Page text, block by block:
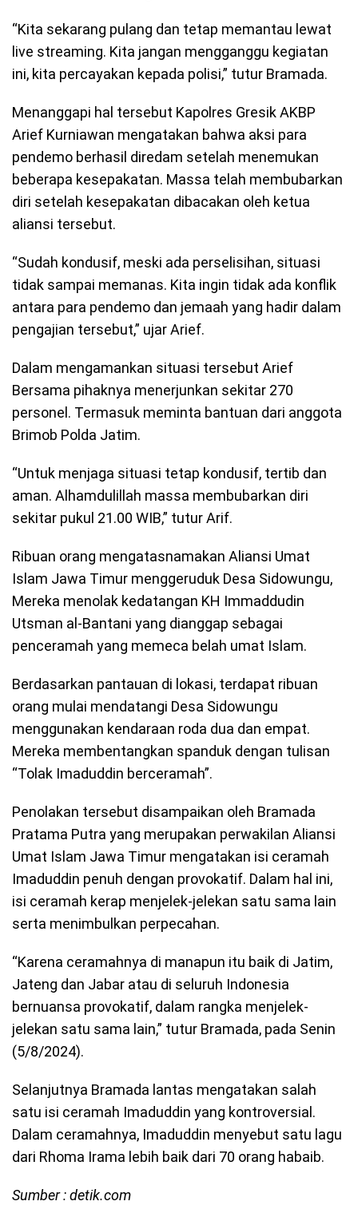
“Kita sekarang pulang dan tetap memantau lewat
live streaming. Kita jangan mengganggu kegiatan
ini, kita percayakan kepada polisi,” tutur Bramada.
Menanggapi hal tersebut Kapolres Gresik AKBP
Arief Kurniawan mengatakan bahwa aksi para
pendemo berhasil diredam setelah menemukan
beberapa kesepakatan. Massa telah membubarkan
diri setelah kesepakatan dibacakan oleh ketua
aliansi tersebut.
“Sudah kondusif, meski ada perselisihan, situasi
tidak sampai memanas. Kita ingin tidak ada konflik
antara para pendemo dan jemaah yang hadir dalam
pengajian tersebut,” ujar Arief.
Dalam mengamankan situasi tersebut Arief
Bersama pihaknya menerjunkan sekitar 270
personel. Termasuk meminta bantuan dari anggota
Brimob Polda Jatim.
“Untuk menjaga situasi tetap kondusif, tertib dan
aman. Alhamdulillah massa membubarkan diri
sekitar pukul 21.00 WIB,” tutur Arif.
Ribuan orang mengatasnamakan Aliansi Umat
Islam Jawa Timur menggeruduk Desa Sidowungu,
Mereka menolak kedatangan KH Immaddudin
Utsman al-Bantani yang dianggap sebagai
penceramah yang memeca belah umat Islam.
Berdasarkan pantauan di lokasi, terdapat ribuan
orang mulai mendatangi Desa Sidowungu
menggunakan kendaraan roda dua dan empat.
Mereka membentangkan spanduk dengan tulisan
“Tolak Imaduddin berceramah”.
Penolakan tersebut disampaikan oleh Bramada
Pratama Putra yang merupakan perwakilan Aliansi
Umat Islam Jawa Timur mengatakan isi ceramah
Imaduddin penuh dengan provokatif. Dalam hal ini,
isi ceramah kerap menjelek-jelekan satu sama lain
serta menimbulkan perpecahan.
“Karena ceramahnya di manapun itu baik di Jatim,
Jateng dan Jabar atau di seluruh Indonesia
bernuansa provokatif, dalam rangka menjelek-
jelekan satu sama lain,” tutur Bramada, pada Senin
(5/8/2024).
Selanjutnya Bramada lantas mengatakan salah
satu isi ceramah Imaduddin yang kontroversial.
Dalam ceramahnya, Imaduddin menyebut satu lagu
dari Rhoma Irama lebih baik dari 70 orang habaib.
Sumber : detik.com